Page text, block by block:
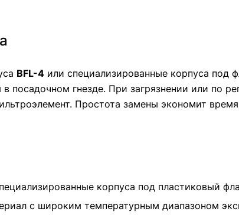
BFL-4 или специализированные корпуса под
посадочном гнезде. При загрязнении или по
Простота замены экономит
корпуса под пластиковый
с широким температурным диапазоном